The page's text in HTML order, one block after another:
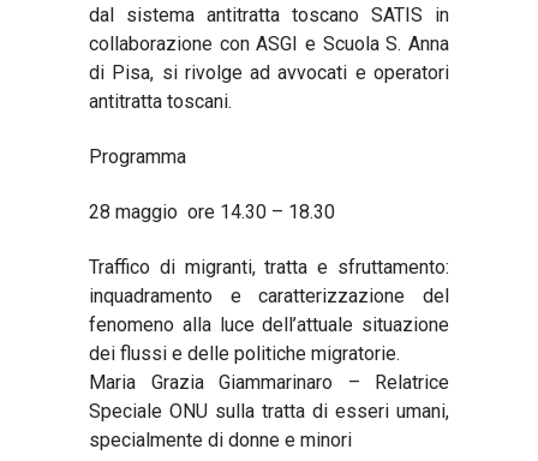
dal sistema antitratta toscano SATIS in
collaborazione con ASGI e Scuola S. Anna
di Pisa, si rivolge ad avvocati e operatori
antitratta toscani.
Programma
28 maggio ore 14.30 – 18.30
Traffico di migranti, tratta e sfruttamento:
inquadramento e caratterizzazione del
fenomeno alla luce dell’attuale situazione
dei flussi e delle politiche migratorie.
Maria Grazia Giammarinaro – Relatrice
Speciale ONU sulla tratta di esseri umani,
specialmente di donne e minori